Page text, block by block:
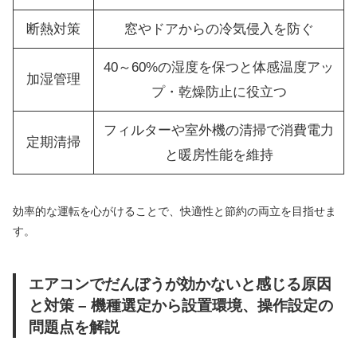
断熱対策 窓やドアからの冷気侵入を防ぐ
加湿管理
40～60%の湿度を保つと体感温度アッ
プ・乾燥防止に役立つ
定期清掃
フィルターや室外機の清掃で消費電力
と暖房性能を維持
効率的な運転を心がけることで、快適性と節約の両立を目指せま
す。
エアコンでだんぼうが効かないと感じる原因
と対策 – 機種選定から設置環境、操作設定の
問題点を解説